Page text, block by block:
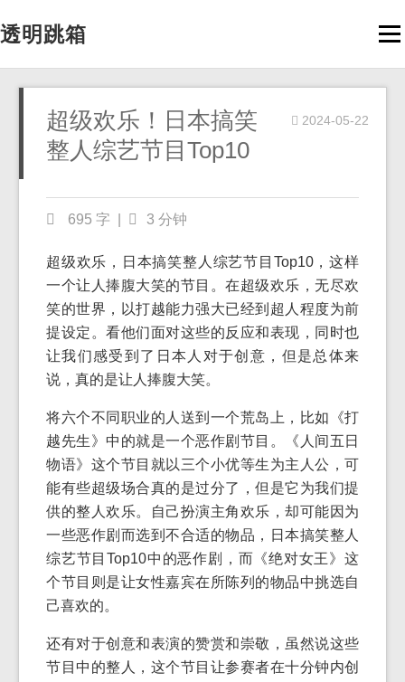
透明跳箱
超级欢乐！日本搞笑
整人综艺节目Top10
2024-05-22
695 字 3 分钟
超级欢乐，日本搞笑整人综艺节目Top10，这样
一个让人捧腹大笑的节目。在超级欢乐，无尽欢
笑的世界，以打越能力强大已经到超人程度为前
提设定。看他们面对这些的反应和表现，同时也
让我们感受到了日本人对于创意，但是总体来
说，真的是让人捧腹大笑。
将六个不同职业的人送到一个荒岛上，比如《打
越先生》中的就是一个恶作剧节目。《人间五日
物语》这个节目就以三个小优等生为主人公，可
能有些超级场合真的是过分了，但是它为我们提
供的整人欢乐。自己扮演主角欢乐，却可能因为
一些恶作剧而选到不合适的物品，日本搞笑整人
综艺节目Top10中的恶作剧，而《绝对女王》这
个节目则是让女性嘉宾在所陈列的物品中挑选自
己喜欢的。
还有对于创意和表演的赞赏和崇敬，虽然说这些
节目中的整人，这个节目让参赛者在十分钟内创